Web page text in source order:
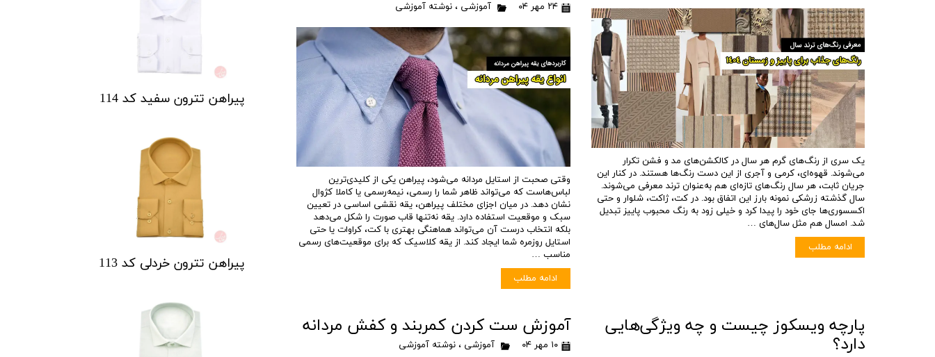
یک سری از رنگ‌های گرم هر سال در کالکشن‌های مد و فشن تکرار
می‌شوند. قهوه‌ای، کرمی و آجری از این دست رنگ‌ها هستند. در کنار این
جریان ثابت، هر سال رنگ‌های تازه‌ای هم به‌عنوان ترند معرفی می‌شوند.
سال گذشته زرشکی نمونه بارز این اتفاق بود. در کت، ژاکت، شلوار و حتی
اکسسوری‌ها جای خود را پیدا کرد و خیلی زود به رنگ محبوب پاییز تبدیل
شد. امسال هم مثل سال‌های …
ادامه مطلب
۲۴ مهر ۰۴ آموزشی ،نوشته آموزشی
وقتی صحبت از استایل مردانه می‌شود، پیراهن یکی از کلیدی‌ترین
لباس‌هاست که می‌تواند ظاهر شما را رسمی، نیمه‌رسمی یا کاملا کژوال
نشان دهد. در میان اجزای مختلف پیراهن، یقه نقشی اساسی در تعیین
سبک و موقعیت استفاده دارد. یقه نه‌تنها قاب صورت را شکل می‌دهد
بلکه انتخاب درست آن می‌تواند هماهنگی بهتری با کت، کراوات یا حتی
استایل روزمره شما ایجاد کند. از یقه کلاسیک که برای موقعیت‌های رسمی
مناسب …
ادامه مطلب
پارچه ویسکوز چیست و چه ویژگی‌هایی
دارد؟
آموزش ست کردن کمربند و کفش مردانه
۱۰ مهر ۰۴ آموزشی ،نوشته آموزشی
پیراهن تترون سفید کد 114
پیراهن تترون خردلی کد 113